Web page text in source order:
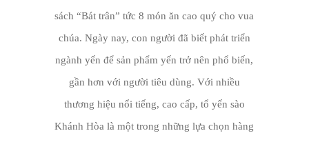
sách “Bát trân” tức 8 món ăn cao quý cho vua
chúa. Ngày nay, con người đã biết phát triển
ngành yến để sản phẩm yến trở nên phổ biến,
gần hơn với người tiêu dùng. Với nhiều
thương hiệu nổi tiếng, cao cấp, tổ yến sào
Khánh Hòa là một trong những lựa chọn hàng